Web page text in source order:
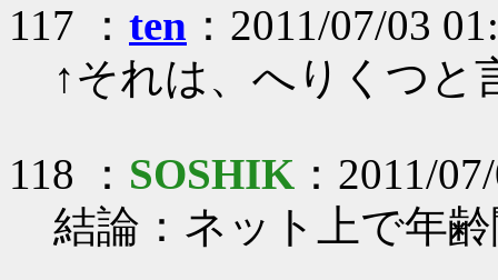
117 ： ten ：2011/07/03
↑それは、へりくつと
118 ： SOSHIK ：2011/
結論：ネット上で年